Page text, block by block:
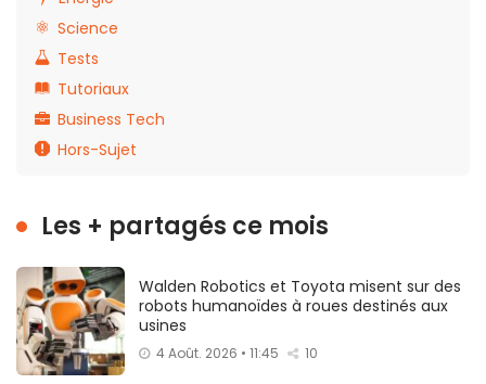
Science
Tests
Tutoriaux
Business Tech
Hors-Sujet
Les + partagés ce mois
Walden Robotics et Toyota misent sur des
robots humanoïdes à roues destinés aux
usines
4 Août. 2026 • 11:45 10